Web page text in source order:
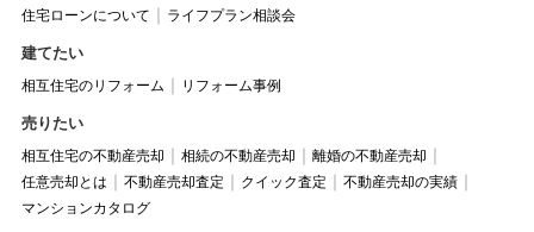
住宅ローンについて ライフプラン相談会
建てたい
相互住宅のリフォーム リフォーム事例
売りたい
相互住宅の不動産売却 相続の不動産売却
離婚の不動産売却
任意売却とは
不動産売却査定 クイック査定
不動産売却の実績
マンションカタログ